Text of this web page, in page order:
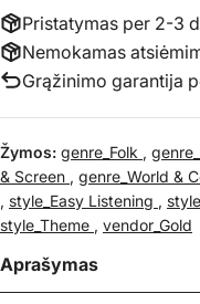
Pristatymas per 2-3
Nemokamas
Grąžinimo garantija
Žymos: genre_Folk ,
& Screen , genre_World &
, style_Easy Listening ,
style_Theme , vendor_Gold
Aprašymas